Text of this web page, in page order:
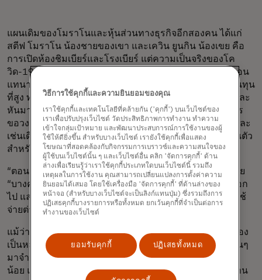
แผนเดิมของโมราโนและหุ้นส่วนทางธุรกิจอีกสองคน ได้แก่
สตีฟ โมราโน น้องชายของเขา และเควิน ยูนกิน น้องเขย คือ
การเปิดห้องชิมเบียร์และโรงเบียร์ แต่ความเป็นจริงของโค
วิด-19 และกฎหมายการออกใบอนุญาตที่เข้มงวดของรัฐมอน
แทนา ซึ่งเป็นอุปสรรคสำคัญเนื่องจากโควตาในอดีตและต้นทุน
ที่สูง ทำให้พวกเขาต้องลดขนาดแผนการสร้างโรงเบียร์ลงและ
หันมาเน้นที่ห้องชิมเบียร์แทน พวกเขาซื้อใบอนุญาตโดยการ
ขอวงเงินสินเชื่อจากธนาคารท้องถิ่น ขอสินเชื่อจากผู้ขาย และ
เช่นเดียวกับผู้ประกอบการส่วนใหญ่ พวกเขาใช้เงินออมส่วนตัว
สำหรับสิ่งจำเป็นต่างๆ เช่น เตาผิงใหม่
“ตอนนี้เงินทุนสำหรับการลงทุนมีราคาแพง” โมราโนอธิบาย
“บางครั้งเราจำเป็นต้องมองสิ่งต่างๆ ในมุมมองที่แตกต่างออก
ไป และวางแผนงบประมาณล่วงหน้าหลายเดือนสำหรับค่าใช้
จ่ายต่างๆ”
แม้ว่าพวกเขาจะต้องล้มเลิกแผนเดิมที่เน้นขายเบียร์ของตัวเอง
เป็นหลัก แต่พวกเขาก็ได้คัดสรรเบียร์คราฟต์จากโรงเบียร์อื่นๆ
มาจำหน่ายหมุนเวียนกันไป พร้อมกับเบียร์ของตัวเองอีกเล็ก
น้อย และพวกเขายังให้เช่าช่วงพื้นที่ของตนแก่ร้านกาแฟ ร้าน
วิธีการใช้คุกกี้และความยินยอมของคุณ
เราใช้คุกกี้และเทคโนโลยีที่คล้ายกัน ('คุกกี้') บนเว็บไซต์ของ
เราเพื่อปรับปรุงเว็บไซต์ วัดประสิทธิภาพการทำงาน ทำความ
เข้าใจกลุ่มเป้าหมาย และพัฒนาประสบการณ์การใช้งานของผู้
ใช้ให้ดียิ่งขึ้น สำหรับบางเว็บไซต์ เรายังใช้คุกกี้เพื่อแสดง
โฆษณาที่สอดคล้องกับกิจกรรมการเบราวซ์และความสนใจของ
ผู้ใช้บนเว็บไซต์นั้น ๆ และเว็บไซต์อื่น คลิก 'จัดการคุกกี้' ด้าน
ล่างเพื่อเรียนรู้ว่าเราใช้คุกกี้ประเภทใดบนเว็บไซต์นี้ รวมถึง
เหตุผลในการใช้งาน คุณสามารถเปลี่ยนแปลงการตั้งค่าความ
ยินยอมได้เสมอ โดยใช้เครื่องมือ 'จัดการคุกกี้' ที่ด้านล่างของ
หน้าจอ (สำหรับบางเว็บไซต์จะเป็นลิงก์แทนปุ่ม) ซึ่งรวมถึงการ
ปฏิเสธคุกกี้บางรายการหรือทั้งหมด ยกเว้นคุกกี้ที่จำเป็นต่อการ
ทำงานของเว็บไซต์
ยอมรับคุกกี้ ปฏิเสธทั้งหมด